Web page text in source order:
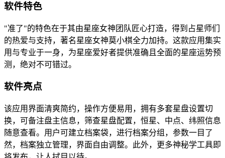
软件特色
"准了"的特色在于其由星座女神团队匠心打造，得到占星师们
的热爱与支持，著名星座女神莫小棋全力加持。这款应用集实
用与专业于一身，为星座爱好者提供准确且全面的星座运势预
测，绝对不可错过。
软件亮点
该应用界面清爽简约，操作方便易用，拥有多套星盘设置切
换，可备注盘主信息，筛查星盘配置，恒星、中点、纬照信息
随意查看。用户可建立档案袋，进行档案分组，参数一目了
然，档案独立管理，界面自由调整。此外，更多神秘学工具即